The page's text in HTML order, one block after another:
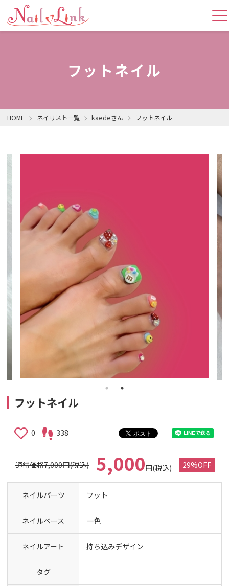
フットネイル
HOME ネイリスト一覧 kaedeさん フットネイル
フットネイル
0 338
通常価格7,000円(税込) 5,000円(税込) 29%OFF
ネイルパーツ フット
ネイルベース 一色
ネイルアート 持ち込みデザイン
タグ